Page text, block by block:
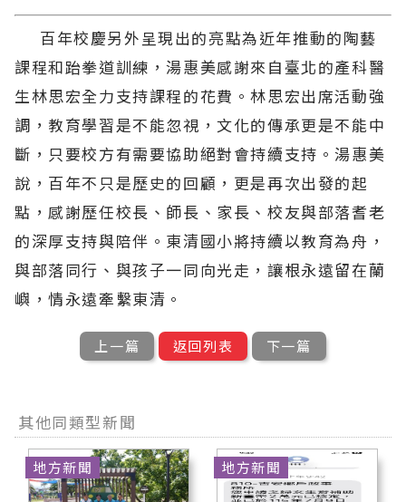
百年校慶另外呈現出的亮點為近年推動的陶藝
課程和跆拳道訓練，湯惠美感謝來自臺北的產科醫
生林思宏全力支持課程的花費。林思宏出席活動強
調，教育學習是不能忽視，文化的傳承更是不能中
斷，只要校方有需要協助絕對會持續支持。湯惠美
說，百年不只是歷史的回顧，更是再次出發的起
點，感謝歷任校長、師長、家長、校友與部落耆老
的深厚支持與陪伴。東清國小將持續以教育為舟，
與部落同行、與孩子一同向光走，讓根永遠留在蘭
嶼，情永遠牽繫東清。
上一篇 返回列表 下一篇
其他同類型新聞
地方新聞 地方新聞